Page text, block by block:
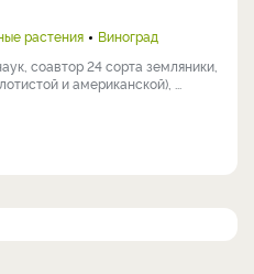
растения
Виноград
соавтор 24 сорта земляники,
и американской), ...